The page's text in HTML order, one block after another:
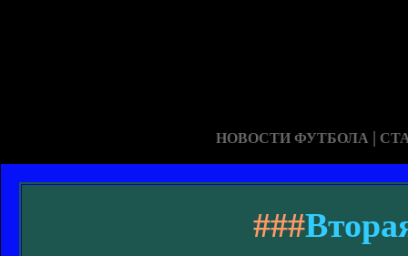
НОВОСТИ ФУТБОЛА |
###